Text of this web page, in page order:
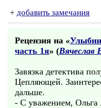
+ добавить замечания
Рецензия на «
часть 1я» (Вячеслав
Завязка детектива
Цепляющей.
дальше.
- С уважением, Ольга